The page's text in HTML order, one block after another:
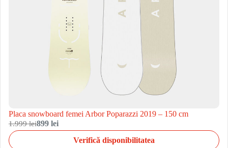
Placa snowboard femei Arbor Poparazzi 2019 – 150 cm
1.999 lei899 lei
Verifică disponibilitatea